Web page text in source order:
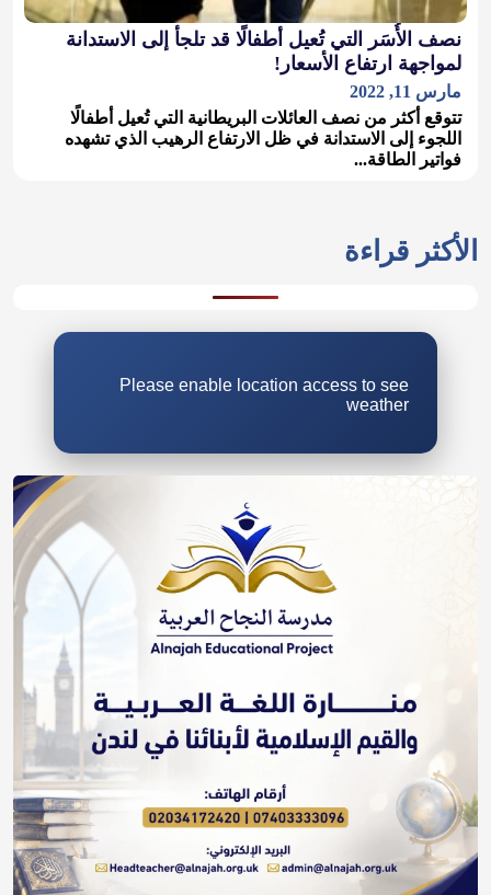
نصف الأُسَر التي تُعيل أطفالًا قد تلجأ إلى الاستدانة
لمواجهة ارتفاع الأسعار!
مارس 11, 2022
تتوقع أكثر من نصف العائلات البريطانية التي تُعيل أطفالًا
اللجوء إلى الاستدانة في ظل الارتفاع الرهيب الذي تشهده
فواتير الطاقة...
الأكثر قراءة
Please enable location access to see
weather